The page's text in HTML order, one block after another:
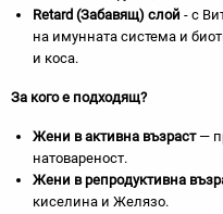
Retard (Забавящ) слой - с
на имунната система и
и коса.
За кого е подходящ?
Жени в активна възраст—
натовареност.
Жени в репродуктивна
киселина и Желязо.